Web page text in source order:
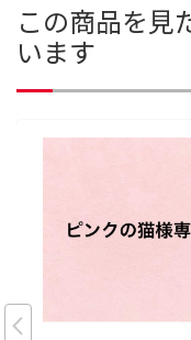
この商品を見
います